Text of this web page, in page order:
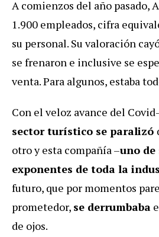
A comienzos del año pasado,
1.900 empleados, cifra
su personal. Su valoración
se frenaron e inclusive se
venta. Para algunos, estaba
Con el veloz avance del
sector turístico se paralizó
otro y esta compañía –uno de
exponentes de toda la
futuro, que por momentos
prometedor, se derrumbaba
de ojos.